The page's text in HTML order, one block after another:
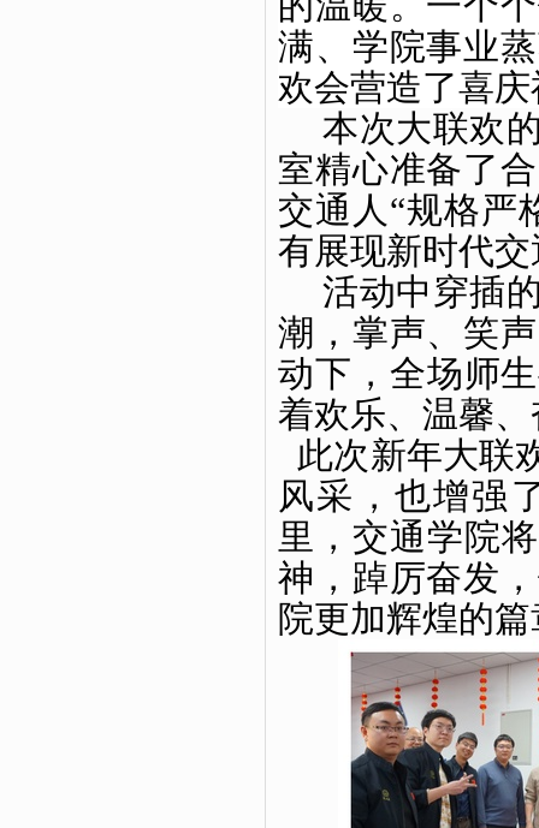
满、学院事业
欢会营造了喜
本次大联欢
室精心准备了
交通人 “规格严
有展现新时代
活动中穿插
潮，掌声、笑
动下，全场师
着欢乐、温馨
此次新年大联
风采，也增强
里，交通学院
神 ，踔厉奋发
院更加辉煌的